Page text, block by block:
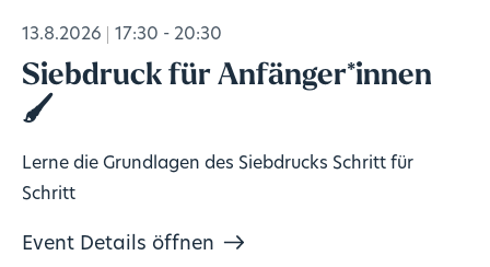
13.8.2026 17:30 - 20:30
Siebdruck für Anfänger*innen
🖌️
Lerne die Grundlagen des Siebdrucks Schritt für
Schritt
Event Details öffnen